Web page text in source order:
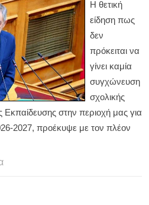
Η θετική
είδηση πως
δεν
πρόκειται να
γίνει καμία
συγχώνευση
σχολικής
στην περιοχή μας για
2027, προέκυψε με τον πλέον